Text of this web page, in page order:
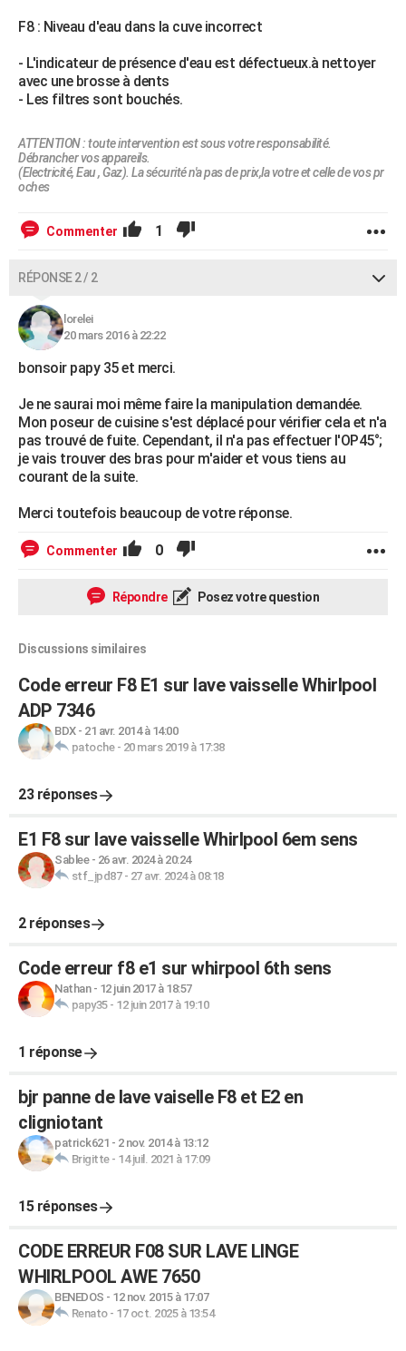
F8 : Niveau d'eau dans la cuve incorrect
- L'indicateur de présence d'eau est défectueux.à nettoyer
avec une brosse à dents
- Les filtres sont bouchés.
ATTENTION : toute intervention est sous votre responsabilité.
Débrancher vos appareils.
(Electricité, Eau , Gaz). La sécurité n'a pas de prix,la votre et celle de vos pr
oches
Commenter 1
RÉPONSE 2 / 2
lorelei
20 mars 2016 à 22:22
bonsoir papy 35 et merci.
Je ne saurai moi même faire la manipulation demandée.
Mon poseur de cuisine s'est déplacé pour vérifier cela et n'a
pas trouvé de fuite. Cependant, il n'a pas effectuer l'OP45°;
je vais trouver des bras pour m'aider et vous tiens au
courant de la suite.
Merci toutefois beaucoup de votre réponse.
Commenter 0
Répondre Posez votre question
Discussions similaires
Code erreur F8 E1 sur lave vaisselle Whirlpool
ADP 7346
BDX- 21 avr. 2014 à 14:00
patoche- 20 mars 2019 à 17:38
23 réponses
E1 F8 sur lave vaisselle Whirlpool 6em sens
Sablee- 26 avr. 2024 à 20:24
stf_jpd87- 27 avr. 2024 à 08:18
2 réponses
Code erreur f8 e1 sur whirpool 6th sens
Nathan- 12 juin 2017 à 18:57
papy35- 12 juin 2017 à 19:10
1 réponse
bjr panne de lave vaiselle F8 et E2 en
cligniotant
patrick621 - 2 nov. 2014 à 13:12
Brigitte- 14 juil. 2021 à 17:09
15 réponses
CODE ERREUR F08 SUR LAVE LINGE
WHIRLPOOL AWE 7650
BENEDOS - 12 nov. 2015 à 17:07
Renato- 17 oct. 2025 à 13:54